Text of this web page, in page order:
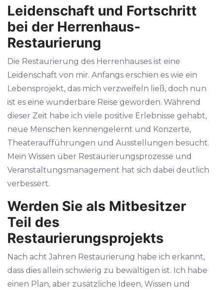
Leidenschaft und Fortschritt
bei der Herrenhaus-
Restaurierung
Die Restaurierung des Herrenhauses ist eine
Leidenschaft von mir. Anfangs erschien es wie ein
Lebensprojekt, das mich verzweifeln ließ, doch nun
ist es eine wunderbare Reise geworden. Während
dieser Zeit habe ich viele positive Erlebnisse gehabt,
neue Menschen kennengelernt und Konzerte,
Theateraufführungen und Ausstellungen besucht.
Mein Wissen über Restaurierungsprozesse und
Veranstaltungsmanagement hat sich dabei deutlich
verbessert.
Werden Sie als Mitbesitzer
Teil des
Restaurierungsprojekts
Nach acht Jahren Restaurierung habe ich erkannt,
dass dies allein schwierig zu bewältigen ist. Ich habe
einen Plan, aber zusätzliche Ideen, Wissen und